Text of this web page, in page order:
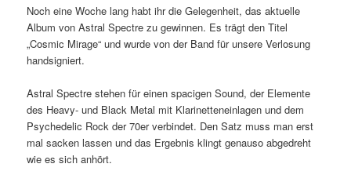
Noch eine Woche lang habt ihr die Gelegenheit, das aktuelle
Album von Astral Spectre zu gewinnen. Es trägt den Titel
„Cosmic Mirage“ und wurde von der Band für unsere Verlosung
handsigniert.
Astral Spectre stehen für einen spacigen Sound, der Elemente
des Heavy- und Black Metal mit Klarinetteneinlagen und dem
Psychedelic Rock der 70er verbindet. Den Satz muss man erst
mal sacken lassen und das Ergebnis klingt genauso abgedreht
wie es sich anhört.